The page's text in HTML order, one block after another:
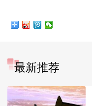
最新推荐